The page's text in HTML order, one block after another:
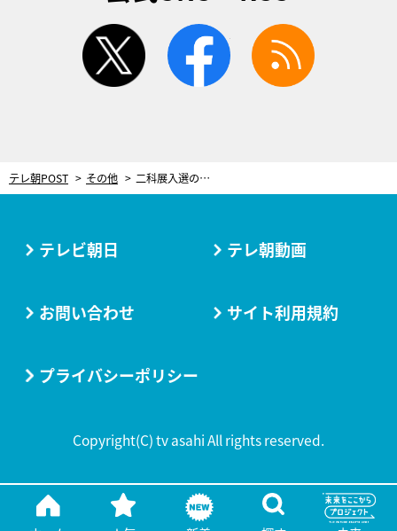
twitter facebook
テレ朝POST その他 二科展入選の経験ある押切もえ、盆栽づくりでもセンス見せつける？
テレビ朝日 テレ朝動画
お問い合わせ サイト利用規約
プライバシーポリシー
Copyright(C) tv asahi All rights reserved.